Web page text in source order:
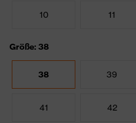
10 11
Größe: 38
38 39
41 42